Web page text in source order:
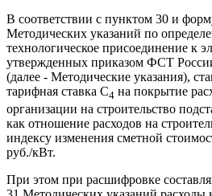
В соответствии с пунктом 30 и
Методических указаний по
технологическое присоединение к
утвержденных приказом ФСТ
(далее - Методические указания),
тарифная ставка С4 на покрытие
организации на строительство
как отношение расходов на
индексу изменения сметной
руб./кВт.
При этом при расшифровке